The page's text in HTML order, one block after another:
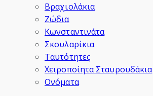
Βραχιολάκια
Ζώδια
Κωνσταντινάτα
Σκουλαρίκια
Ταυτότητες
Χειροποίητα Σταυρουδάκια
Ονόματα